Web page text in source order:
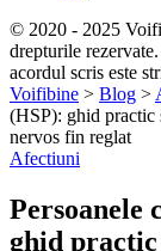
© 2020 - 2025
drepturile
acordul scris este
Voifibine > Blog >
(HSP): ghid practic
nervos fin reglat
Afectiuni
Persoanele
ghid practic